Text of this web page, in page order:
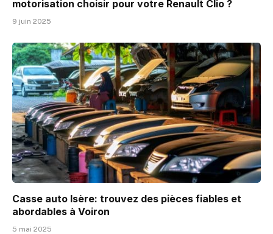
motorisation choisir pour votre Renault Clio ?
9 juin 2025
Casse auto Isère: trouvez des pièces fiables et
abordables à Voiron
5 mai 2025